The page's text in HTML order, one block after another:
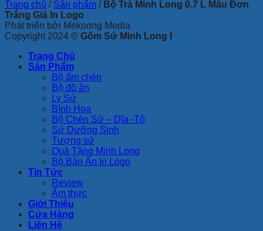
Trang chủ / Sản phẩm / Bộ Trà Minh Long 0.7 L Mẫu Đơn
Trắng Giá In Logo
Phát triển bởi Mekoong Media
Copyright 2024 © Gốm Sứ Minh Long I
Trang Chủ
Sản Phẩm
Bộ ấm chén
Bộ đồ ăn
Ly Sứ
Bình Hoa
Bộ Chén Sứ – Dĩa -Tô
Sứ Dưỡng Sinh
Tượng sứ
Quà Tặng Minh Long
Bộ Bàn Ăn In Logo
Tin Tức
Review
Ẩm thực
Giới Thiệu
Cửa Hàng
Liên Hệ